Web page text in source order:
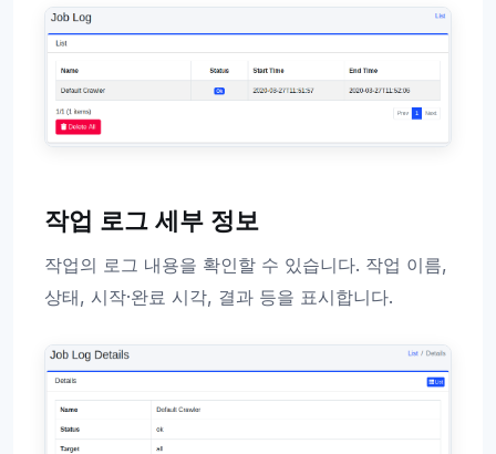
작업 로그 세부 정보
작업의 로그 내용을 확인할 수 있습니다. 작업 이름,
상태, 시작·완료 시각, 결과 등을 표시합니다.